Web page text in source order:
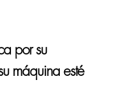
por su
máquina esté